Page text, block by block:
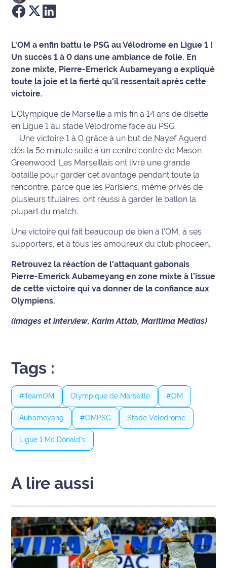
Culture
Éducation
Emploi
Info
route
Justice
Loisirs
Météo
Politique
Santé
Transport
Défense
Municipales
2026
Partenaires
de la
rédaction
coeur
Maritima
Fil
L'OM a enfin battu le PSG au Vélodrome en Ligue 1 !
Un succès 1 à 0 dans une ambiance de folie. En
zone mixte, Pierre-Emerick Aubameyang a expliqué
toute la joie et la fierté qu'il ressentait après cette
victoire.
L'Olympique de Marseille a mis fin à 14 ans de disette
en Ligue 1 au stade Vélodrome face au PSG.
Une victoire 1 à 0 grâce à un but de Nayef Aguerd
dès la 5e minute suite à un centre contré de Mason
Greenwood. Les Marseillais ont livré une grande
bataille pour garder cet avantage pendant toute la
rencontre, parce que les Parisiens, même privés de
plusieurs titulaires, ont réussi à garder le ballon la
plupart du match.
Une victoire qui fait beaucoup de bien à l'OM, à ses
supporters, et à tous les amoureux du club phocéen.
Retrouvez la réaction de l'attaquant gabonais
Pierre-Emerick Aubameyang en zone mixte à l'issue
de cette victoire qui va donner de la confiance aux
Olympiens.
(images et interview, Karim Attab, Maritima Médias)
Tags :
#TeamOM Olympique de Marseille #OM
Aubameyang #OMPSG Stade Vélodrome
Ligue 1 Mc Donald's
A lire aussi